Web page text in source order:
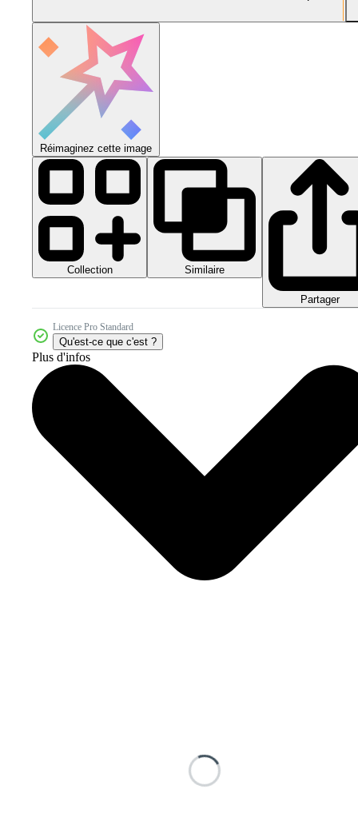
Réimaginez cette image
Collection Similaire
Partager
Licence Pro Standard
Qu'est-ce que c'est ?
Plus d'infos